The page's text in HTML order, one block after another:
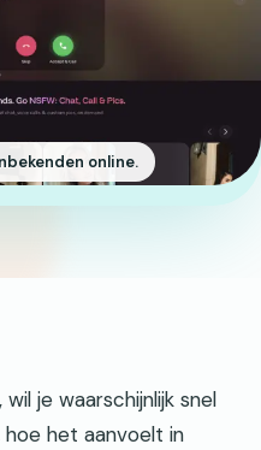
online.
je waarschijnlijk snel
het aanvoelt in